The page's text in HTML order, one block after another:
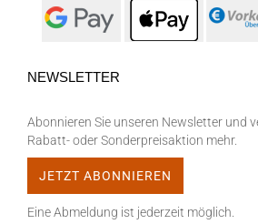
NEWSLETTER
Abonnieren Sie unseren Newsletter und
Rabatt- oder Sonderpreisaktion mehr.
Eine Abmeldung ist jederzeit möglich.